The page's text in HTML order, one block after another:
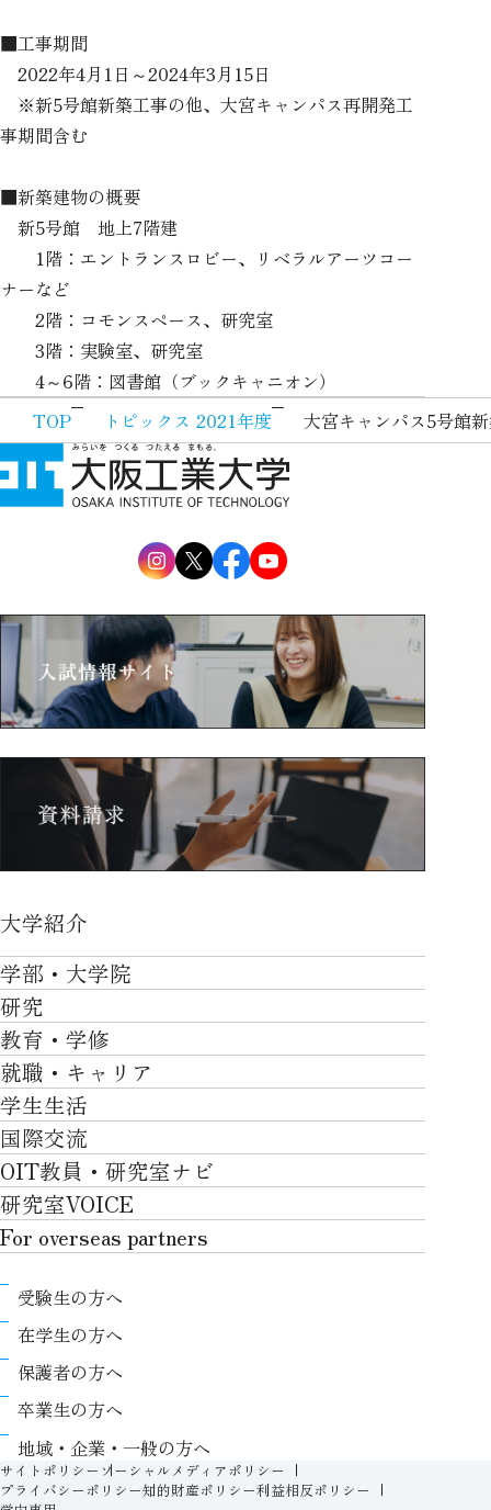
■工事期間
2022年4月1日～2024年3月15日
※新5号館新築工事の他、大宮キャンパス再開発工
事期間含む
■新築建物の概要
新5号館 地上7階建
1階：エントランスロビー、リベラルアーツコー
ナーなど
2階：コモンスペース、研究室
3階：実験室、研究室
4～6階：図書館（ブックキャニオン）
TOP
トピックス 2021年度 大宮キャンパス5号館
大学紹介
大学紹介TOP
OVER THE LIMIT
大学について
施設一覧
社会・地域・高大連携
川上村での取り組み
アクセス
ポリシー/コンプライアンス
卒業生VOICE
学部・大学院
学部・大学院TOP
工学部
ロボティクス＆デザイン工学部
情報科学部
知的財産学部
工学研究科
ロボティクス＆デザイン工学研究科
知的財産専門職大学院
研究
研究TOP
研究について
産官学連携
教育・学修
教育・学修TOP
卒業時質保証を担う独自の教育システム
自律学修
学習支援
リカレント教育プログラム
高大接続
教職課程
教育センター
履修、授業、試験について
シラバス
FD活動
教務事項に関するQ&A
就職・キャリア
就職・キャリアTOP
就職サポート
キャリア形成
インターンシップ
学生生活
学生生活TOP
キャンパスライフ
課外活動
学費
奨学金
生活支援
情報センター
証明書発行について（在学生向け）
保健室
学生生活に関する相談窓口
国際交流
国際交流TOP
グローバルな人材育成
国際交流プログラムについて
国際交流プログラムのサポート体制等
キャンパス内での国際交流
国際交流センター
協定校
For foreigners
OIT教員・研究室ナビ
研究室VOICE
For overseas partners
About
Research
International (Exchange students / Overseas
partners)
Contact
受験生の方へ
在学生の方へ
保護者の方へ
卒業生の方へ
地域・企業・一般の方へ
サイトポリシー ソーシャルメディアポリシー
プライバシーポリシー知的財産ポリシー利益相反ポリシー